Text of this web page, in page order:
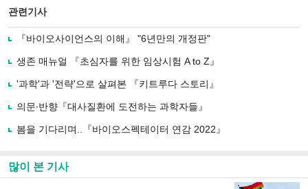
로
사
유
기
관련기사
『바이오사이언스의 이해』 "6년만의 개정판"
생존 매뉴얼 『초심자를 위한 임상시험 A to Z』
'과학'과 '전략'으로 살펴본 『키트루다 스토리』
의문∙반향『대사질환에 도전하는 과학자들』
봄을 기다리며..『바이오스펙테이터 연감 2022』
많이 본 기사